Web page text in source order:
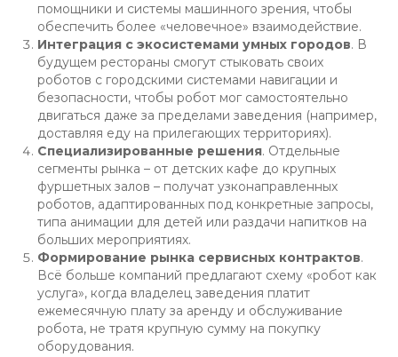
помощники и системы машинного зрения, чтобы
обеспечить более «человечное» взаимодействие.
Интеграция с экосистемами умных городов. В
будущем рестораны смогут стыковать своих
роботов с городскими системами навигации и
безопасности, чтобы робот мог самостоятельно
двигаться даже за пределами заведения (например,
доставляя еду на прилегающих территориях).
Специализированные решения. Отдельные
сегменты рынка – от детских кафе до крупных
фуршетных залов – получат узконаправленных
роботов, адаптированных под конкретные запросы,
типа анимации для детей или раздачи напитков на
больших мероприятиях.
Формирование рынка сервисных контрактов.
Всё больше компаний предлагают схему «робот как
услуга», когда владелец заведения платит
ежемесячную плату за аренду и обслуживание
робота, не тратя крупную сумму на покупку
оборудования.